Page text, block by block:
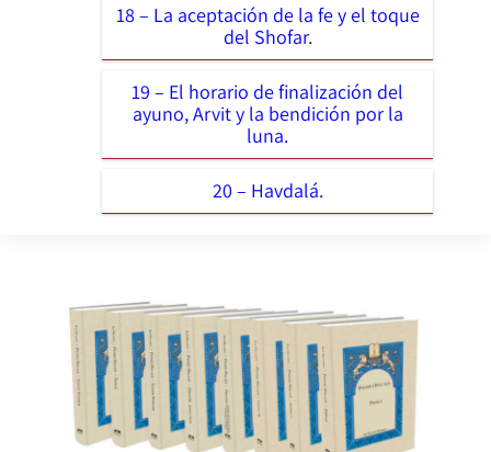
18 – La aceptación de la fe y el toque
del Shofar.
19 – El horario de finalización del
ayuno, Arvit y la bendición por la
luna.
20 – Havdalá.